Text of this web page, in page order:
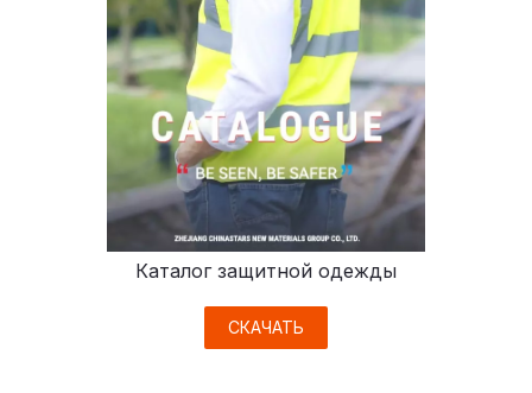
Каталог защитной одежды
СКАЧАТЬ